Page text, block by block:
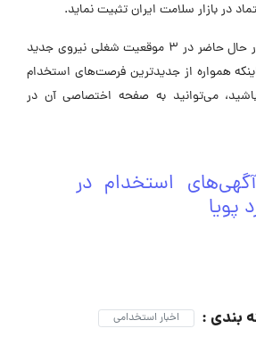
در بازار سلامت ایران تثبیت نماید.
کیمیا فرد پویا در حال حاضر در 3 موقعیت شغلی نیروی جدید
همواره از جدیدترین فرصت‌های استخدام
می‌توانید به صفحه اختصاصی آن در
استخدام در
پویا
بندی : اخبار استخدامی